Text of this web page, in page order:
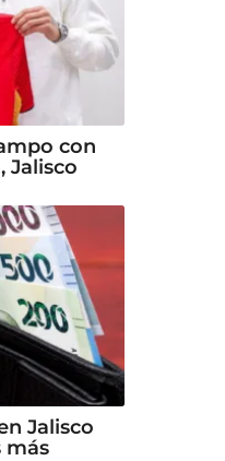
con
Jalisco
Jalisco
más